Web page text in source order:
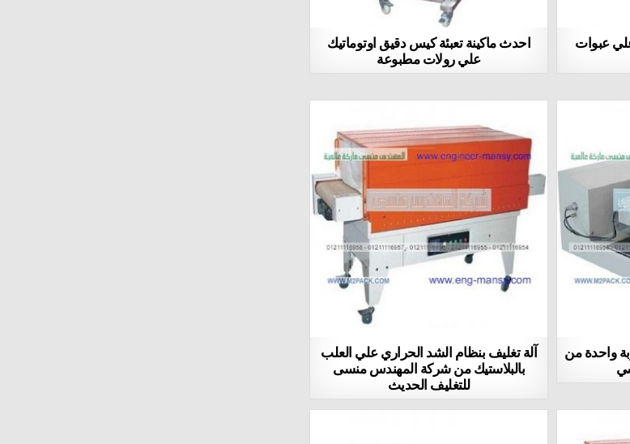
احدث ماكينة تعبئة كيس دقيق اوتوماتيك
علي رولات مطبوعة
عبوات
آلة تغليف بنظام الشد الحراري علي العلب
بالبلاستيك من شركة المهندس منسى
للتغليف الحديث
واحدة من